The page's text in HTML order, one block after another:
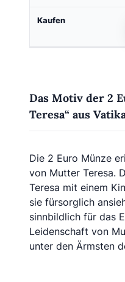
Das Motiv der 2
Teresa“ aus
Die 2 Euro Münze
von Mutter Teresa.
Teresa mit einem
sie fürsorglich
sinnbildlich für das
Leidenschaft von
unter den Ärmsten